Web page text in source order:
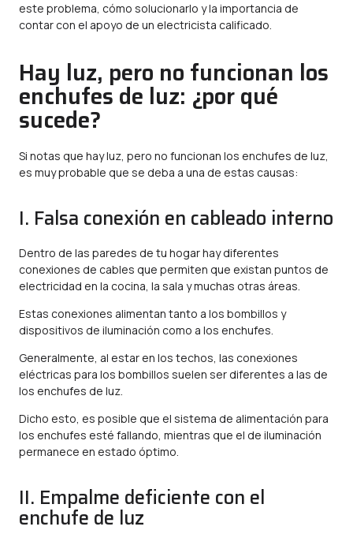
este problema, cómo solucionarlo y la importancia de
contar con el apoyo de un electricista calificado.
Hay luz, pero no funcionan los
enchufes de luz: ¿por qué
sucede?
Si notas que hay luz, pero no funcionan los enchufes de luz,
es muy probable que se deba a una de estas causas:
I. Falsa conexión en cableado interno
Dentro de las paredes de tu hogar hay diferentes
conexiones de cables que permiten que existan puntos de
electricidad en la cocina, la sala y muchas otras áreas.
Estas conexiones alimentan tanto a los bombillos y
dispositivos de iluminación como a los enchufes.
Generalmente, al estar en los techos, las conexiones
eléctricas para los bombillos suelen ser diferentes a las de
los enchufes de luz.
Dicho esto, es posible que el sistema de alimentación para
los enchufes esté fallando, mientras que el de iluminación
permanece en estado óptimo.
II. Empalme deficiente con el
enchufe de luz